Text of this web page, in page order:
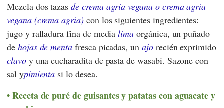
Mezcla dos tazasde crema agria vegana o crema agria
vegana (crema agria)con los siguientes ingredientes:
jugo y ralladura fina de medialima orgánica, un puñado
de hojas de menta fresca picadas, unajorecién exprimido
clavoy una cucharadita de pasta de wasabi. Sazone con
sal ypimienta si lo desea.
Receta de puré de guisantes y patatas con aguacate y